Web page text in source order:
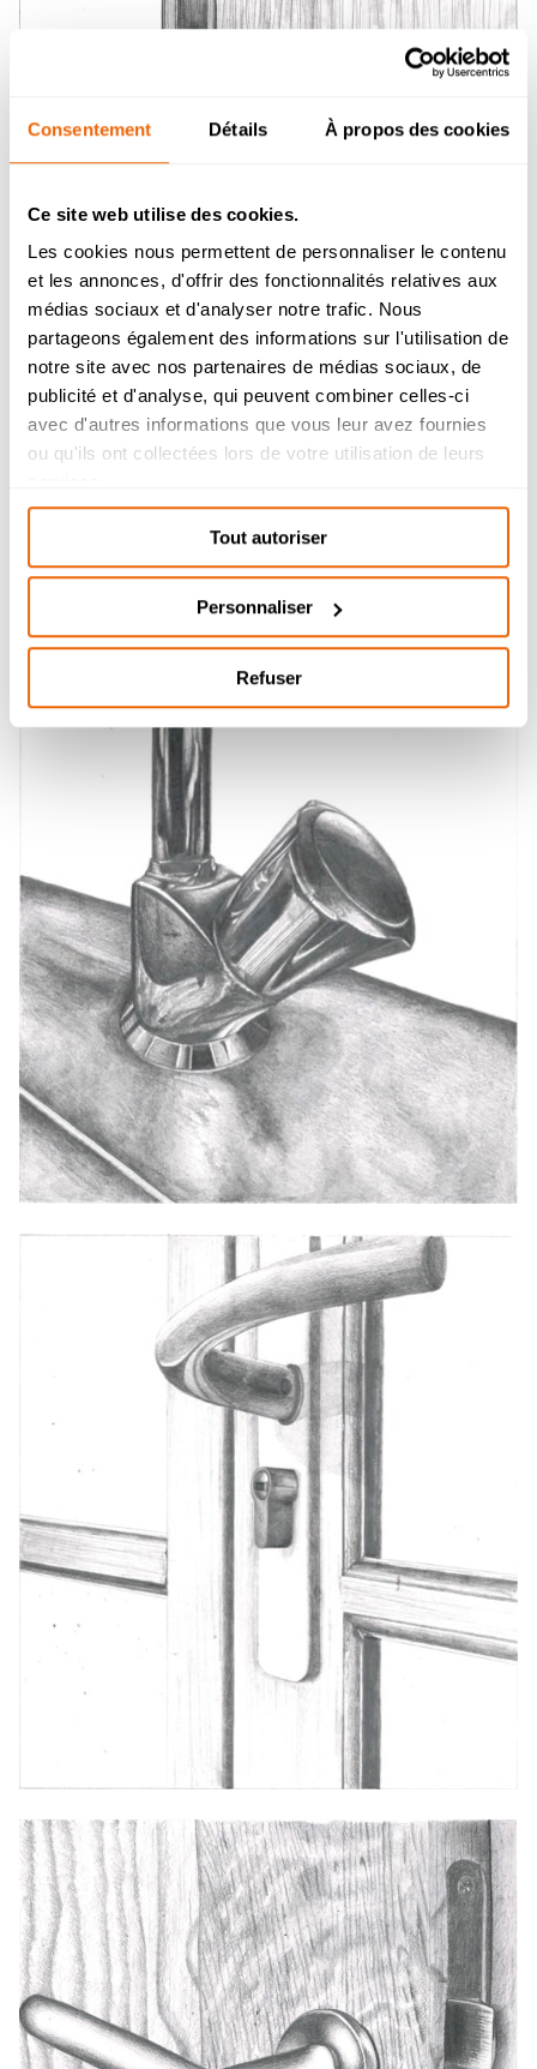
Consentement Détails À propos des cookies
Ce site web utilise des cookies.
Les cookies nous permettent de personnaliser le contenu
et les annonces, d'offrir des fonctionnalités relatives aux
médias sociaux et d'analyser notre trafic. Nous
partageons également des informations sur l'utilisation de
notre site avec nos partenaires de médias sociaux, de
publicité et d'analyse, qui peuvent combiner celles-ci
avec d'autres informations que vous leur avez fournies
ou qu'ils ont collectées lors de votre utilisation de leurs
Tout autoriser
Personnaliser
Refuser
Admission 2026
Bachelor Management Innovation et
Humanités : reprise de l’étude des
dossiers de candidature à partir du 26
août.
Bachelor Design d’Espace et Prépa
étudiés durant l’été.